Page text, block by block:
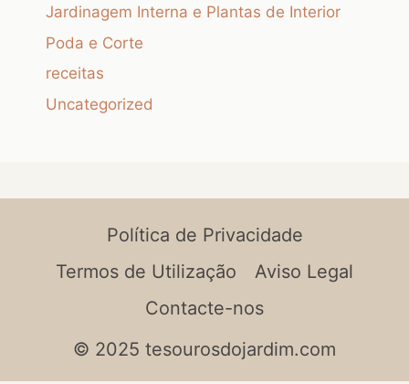
Jardinagem Interna e Plantas de Interior
Poda e Corte
receitas
Uncategorized
Política de Privacidade
Termos de Utilização
Aviso Legal
Contacte-nos
© 2025 tesourosdojardim.com